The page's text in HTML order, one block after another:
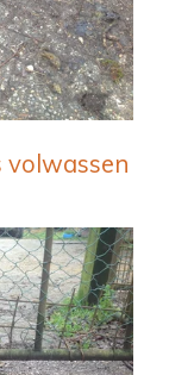
volwassen